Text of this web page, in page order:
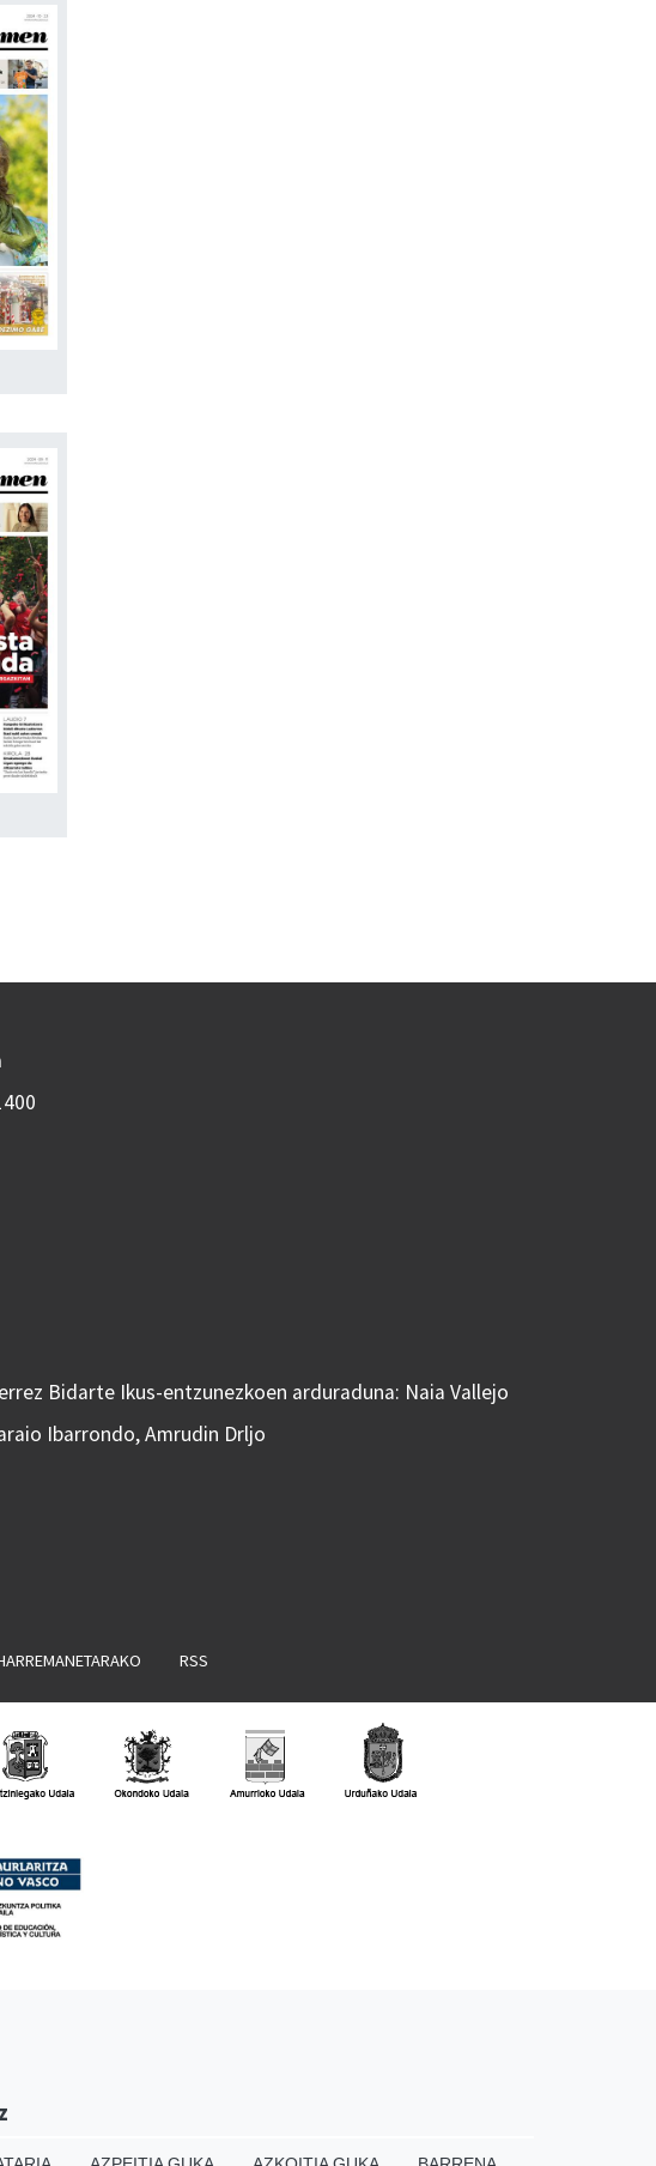
Bidarte Ikus-entzunezkoen arduraduna: Naia Vallejo
Ibarrondo, Amrudin Drljo
RSS